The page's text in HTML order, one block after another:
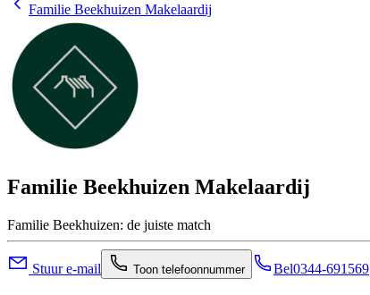
Familie Beekhuizen Makelaardij
Familie Beekhuizen Makelaardij
Familie Beekhuizen: de juiste match
Stuur e-mail Toon telefoonnummer Bel0344-691569